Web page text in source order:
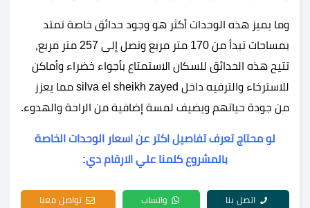
وما يميز هذه الوحدات أكثر هو وجود حدائق خاصة تمتد
بمساحات تبدأ من 170 متر مربع وتصل إلى 257 متر مربع،
تتيح هذه الحدائق للسكان الاستمتاع بأجواء خضراء وأماكن
للاسترخاء والترفيه داخل silva el sheikh zayed مما يعزز
من جودة حياتهم ويضيف لمسة إضافية من الراحة والهدوء.
لو محتاج تعرف تفاصيل اكتر عن اسعار الوحدات الخاصة
بالمشروع كلمنا علي الارقام دي:
اتصل بنا واتساب تواصل معنا